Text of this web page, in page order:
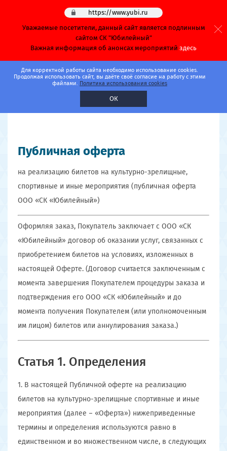
Для корректной работы сайта необходимо использование cookies.
Продолжая использовать сайт, вы даёте своё согласие на работу с этими
файлами. Политика использования cookies
ОК
https://www.yubi.ru
Уважаемые посетители, данный сайт является подлинным
сайтом СК "Юбилейный"
Важная информация об анонсах мероприятий здесь
Главная
Публичная оферта
Публичная оферта
на реализацию билетов на культурно-зрелищные,
спортивные и иные мероприятия (публичная оферта
ООО «СК «Юбилейный»)
Оформляя заказ, Покупатель заключает с ООО «СК
«Юбилейный» договор об оказании услуг, связанных с
приобретением билетов на условиях, изложенных в
настоящей Оферте. (Договор считается заключенным с
момента завершения Покупателем процедуры заказа и
подтверждения его ООО «СК «Юбилейный» и до
момента получения Покупателем (или уполномоченным
им лицом) билетов или аннулирования заказа.)
Статья 1. Определения
1. В настоящей Публичной оферте на реализацию
билетов на культурно-зрелищные спортивные и иные
мероприятия (далее – «Оферта») нижеприведенные
термины и определения используются равно в
единственном и во множественном числе, в следующих